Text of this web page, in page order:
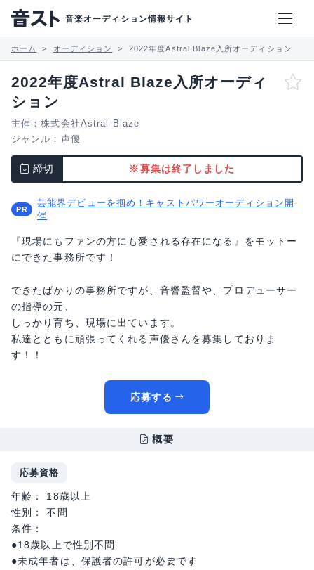
音楽オーディション情報サイト
ホーム オーディション 2022年度Astral Blaze入所オーディション
2022年度Astral Blaze入所オーディ
ション
主催：株式会社Astral Blaze
ジャンル： 声優
締切 ※募集は終了しました
芸能界デビューを掴め！キャストパワーオーディション開
催
『現場にもファンの方にも愛される存在になる』をモットー
にできた事務所です！
できたばかりの事務所ですが、音響監督や、プロデューサー
の指導の元、
しっかり育ち、現場に出ています。
私達とともに頑張ってくれる声優さんを募集しておりま
す！！
応募する
概要
応募資格
年齢： 18歳以上
性別： 不問
条件：
●18歳以上で性別不問
●未成年者は、保護者の許可が必要です